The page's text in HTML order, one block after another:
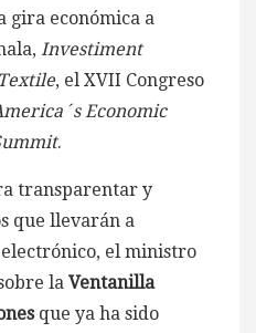
gira económica a
Investiment
, el XVII Congreso
Economic
.
transparentar y
que llevarán a
el ministro
la Ventanilla
que ya ha sido